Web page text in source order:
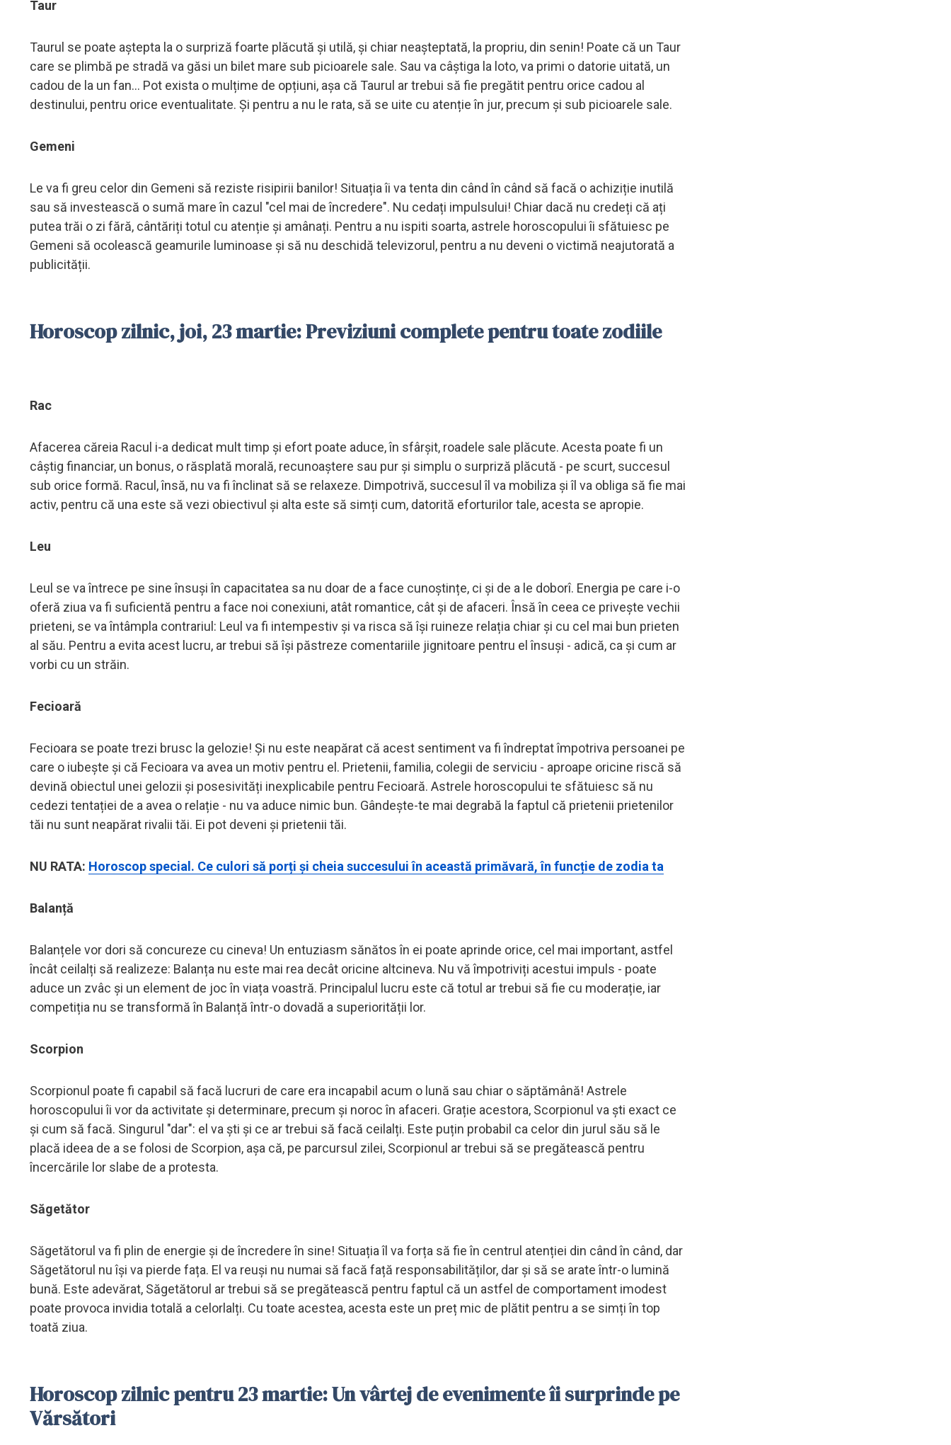
Taur
Taurul se poate aștepta la o surpriză foarte plăcută și utilă, și chiar neașteptată, la propriu, din senin! Poate că un Taur
care se plimbă pe stradă va găsi un bilet mare sub picioarele sale. Sau va câștiga la loto, va primi o datorie uitată, un
cadou de la un fan... Pot exista o mulțime de opțiuni, așa că Taurul ar trebui să fie pregătit pentru orice cadou al
destinului, pentru orice eventualitate. Și pentru a nu le rata, să se uite cu atenție în jur, precum și sub picioarele sale.
Gemeni
Le va fi greu celor din Gemeni să reziste risipirii banilor! Situația îi va tenta din când în când să facă o achiziție inutilă
sau să investească o sumă mare în cazul "cel mai de încredere". Nu cedați impulsului! Chiar dacă nu credeți că ați
putea trăi o zi fără, cântăriți totul cu atenție și amânați. Pentru a nu ispiti soarta, astrele horoscopului îi sfătuiesc pe
Gemeni să ocolească geamurile luminoase și să nu deschidă televizorul, pentru a nu deveni o victimă neajutorată a
publicității.
Horoscop zilnic, joi, 23 martie: Previziuni complete pentru toate zodiile
Rac
Afacerea căreia Racul i-a dedicat mult timp și efort poate aduce, în sfârșit, roadele sale plăcute. Acesta poate fi un
câștig financiar, un bonus, o răsplată morală, recunoaștere sau pur și simplu o surpriză plăcută - pe scurt, succesul
sub orice formă. Racul, însă, nu va fi înclinat să se relaxeze. Dimpotrivă, succesul îl va mobiliza și îl va obliga să fie mai
activ, pentru că una este să vezi obiectivul și alta este să simți cum, datorită eforturilor tale, acesta se apropie.
Leu
Leul se va întrece pe sine însuși în capacitatea sa nu doar de a face cunoștințe, ci și de a le doborî. Energia pe care i-o
oferă ziua va fi suficientă pentru a face noi conexiuni, atât romantice, cât și de afaceri. Însă în ceea ce privește vechii
prieteni, se va întâmpla contrariul: Leul va fi intempestiv și va risca să își ruineze relația chiar și cu cel mai bun prieten
al său. Pentru a evita acest lucru, ar trebui să își păstreze comentariile jignitoare pentru el însuși - adică, ca și cum ar
vorbi cu un străin.
Fecioară
Fecioara se poate trezi brusc la gelozie! Și nu este neapărat că acest sentiment va fi îndreptat împotriva persoanei pe
care o iubește și că Fecioara va avea un motiv pentru el. Prietenii, familia, colegii de serviciu - aproape oricine riscă să
devină obiectul unei gelozii și posesivități inexplicabile pentru Fecioară. Astrele horoscopului te sfătuiesc să nu
cedezi tentației de a avea o relație - nu va aduce nimic bun. Gândește-te mai degrabă la faptul că prietenii prietenilor
tăi nu sunt neapărat rivalii tăi. Ei pot deveni și prietenii tăi.
NU RATA: Horoscop special. Ce culori să porți și cheia succesului în această primăvară, în funcție de zodia ta
Balanță
Balanțele vor dori să concureze cu cineva! Un entuziasm sănătos în ei poate aprinde orice, cel mai important, astfel
încât ceilalți să realizeze: Balanța nu este mai rea decât oricine altcineva. Nu vă împotriviți acestui impuls - poate
aduce un zvâc și un element de joc în viața voastră. Principalul lucru este că totul ar trebui să fie cu moderație, iar
competiția nu se transformă în Balanță într-o dovadă a superiorității lor.
Scorpion
Scorpionul poate fi capabil să facă lucruri de care era incapabil acum o lună sau chiar o săptămână! Astrele
horoscopului îi vor da activitate și determinare, precum și noroc în afaceri. Grație acestora, Scorpionul va ști exact ce
și cum să facă. Singurul "dar": el va ști și ce ar trebui să facă ceilalți. Este puțin probabil ca celor din jurul său să le
placă ideea de a se folosi de Scorpion, așa că, pe parcursul zilei, Scorpionul ar trebui să se pregătească pentru
încercările lor slabe de a protesta.
Săgetător
Săgetătorul va fi plin de energie și de încredere în sine! Situația îl va forța să fie în centrul atenției din când în când, dar
Săgetătorul nu își va pierde fața. El va reuși nu numai să facă față responsabilităților, dar și să se arate într-o lumină
bună. Este adevărat, Săgetătorul ar trebui să se pregătească pentru faptul că un astfel de comportament imodest
poate provoca invidia totală a celorlalți. Cu toate acestea, acesta este un preț mic de plătit pentru a se simți în top
toată ziua.
Horoscop zilnic pentru 23 martie: Un vârtej de evenimente îi surprinde pe
Vărsători